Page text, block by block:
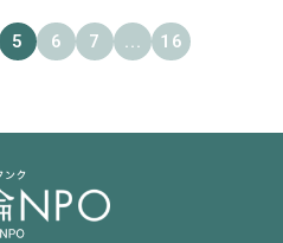
5 6 7 ... 16